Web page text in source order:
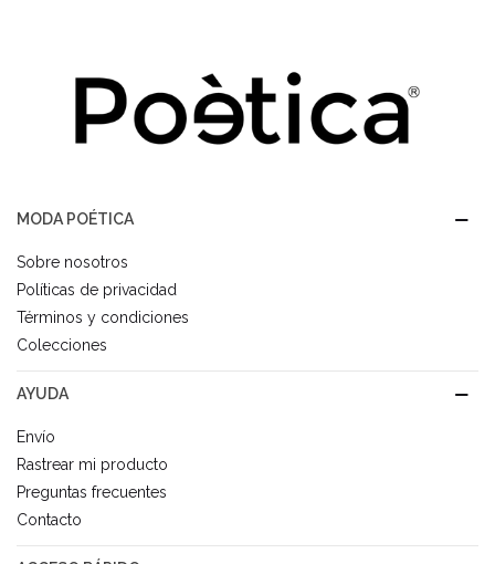
MODA POÉTICA
Sobre nosotros
Políticas de privacidad
Términos y condiciones
Colecciones
AYUDA
Envío
Rastrear mi producto
Preguntas frecuentes
Contacto